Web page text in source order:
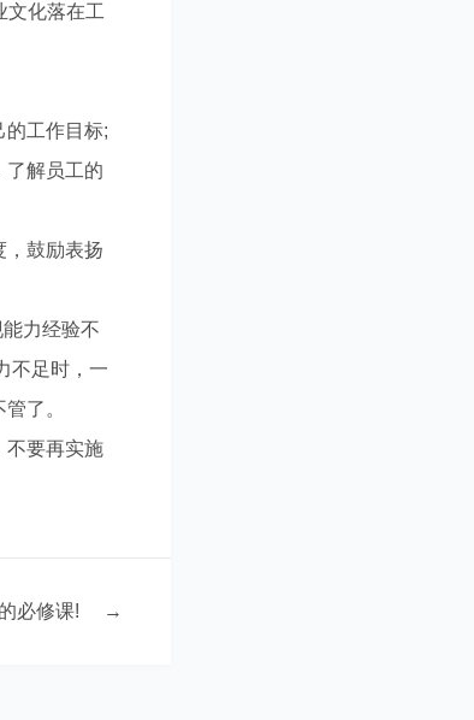
化落在工
工作目标;
解员工的
鼓励表扬
力经验不
不足时，一
了。
要再实施
必修课! →